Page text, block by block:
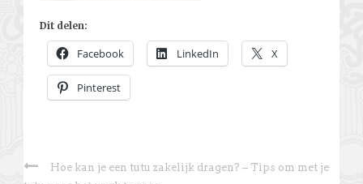
Dit delen:
Facebook LinkedIn X
Pinterest
Hoe kan je een tutu zakelijk dragen? – Tips om met je